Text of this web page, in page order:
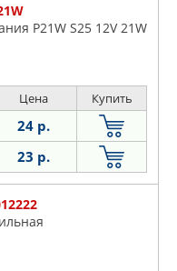
P21W S25 12V 21W
Цена Купить
24 р.
23 р.